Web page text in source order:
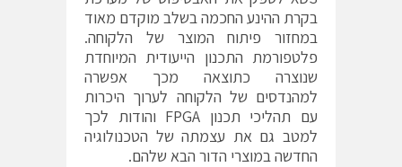
בקרת ההינע החכמה בשלב מוקדם מאוד
במחזור פיתוח המוצר של הלקוחה.
פלטפורמת התכנון הייעודית המיוחדת
שנוצרה כתוצאה מכך אפשרה
למהנדסים של הלקוחה לערוך היכרות
עם תהליכי תכנון FPGA והודות לכך
למטב גם את עצמתה של הטכנולוגיה
החדשה במוצרי הדור הבא שלהם.